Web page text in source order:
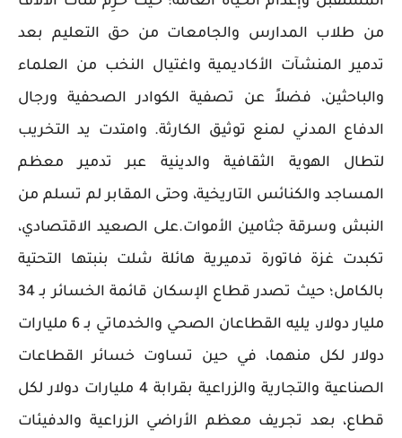
من طلاب المدارس والجامعات من حق التعليم بعد
تدمير المنشآت الأكاديمية واغتيال النخب من العلماء
والباحثين، فضلاً عن تصفية الكوادر الصحفية ورجال
الدفاع المدني لمنع توثيق الكارثة. وامتدت يد التخريب
لتطال الهوية الثقافية والدينية عبر تدمير معظم
المساجد والكنائس التاريخية، وحتى المقابر لم تسلم من
النبش وسرقة جثامين الأموات.على الصعيد الاقتصادي،
تكبدت غزة فاتورة تدميرية هائلة شلت بنبتها التحتية
بالكامل؛ حيث تصدر قطاع الإسكان قائمة الخسائر بـ 34
مليار دولار، يليه القطاعان الصحي والخدماتي بـ 6 مليارات
دولار لكل منهما، في حين تساوت خسائر القطاعات
الصناعية والتجارية والزراعية بقرابة 4 مليارات دولار لكل
قطاع، بعد تجريف معظم الأراضي الزراعية والدفيئات